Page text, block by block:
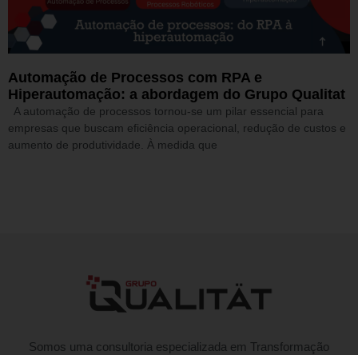
Automação de Processos com RPA e
Hiperautomação: a abordagem do Grupo Qualitat
A automação de processos tornou-se um pilar essencial para
empresas que buscam eficiência operacional, redução de custos e
aumento de produtividade. À medida que
Somos uma consultoria especializada em Transformação